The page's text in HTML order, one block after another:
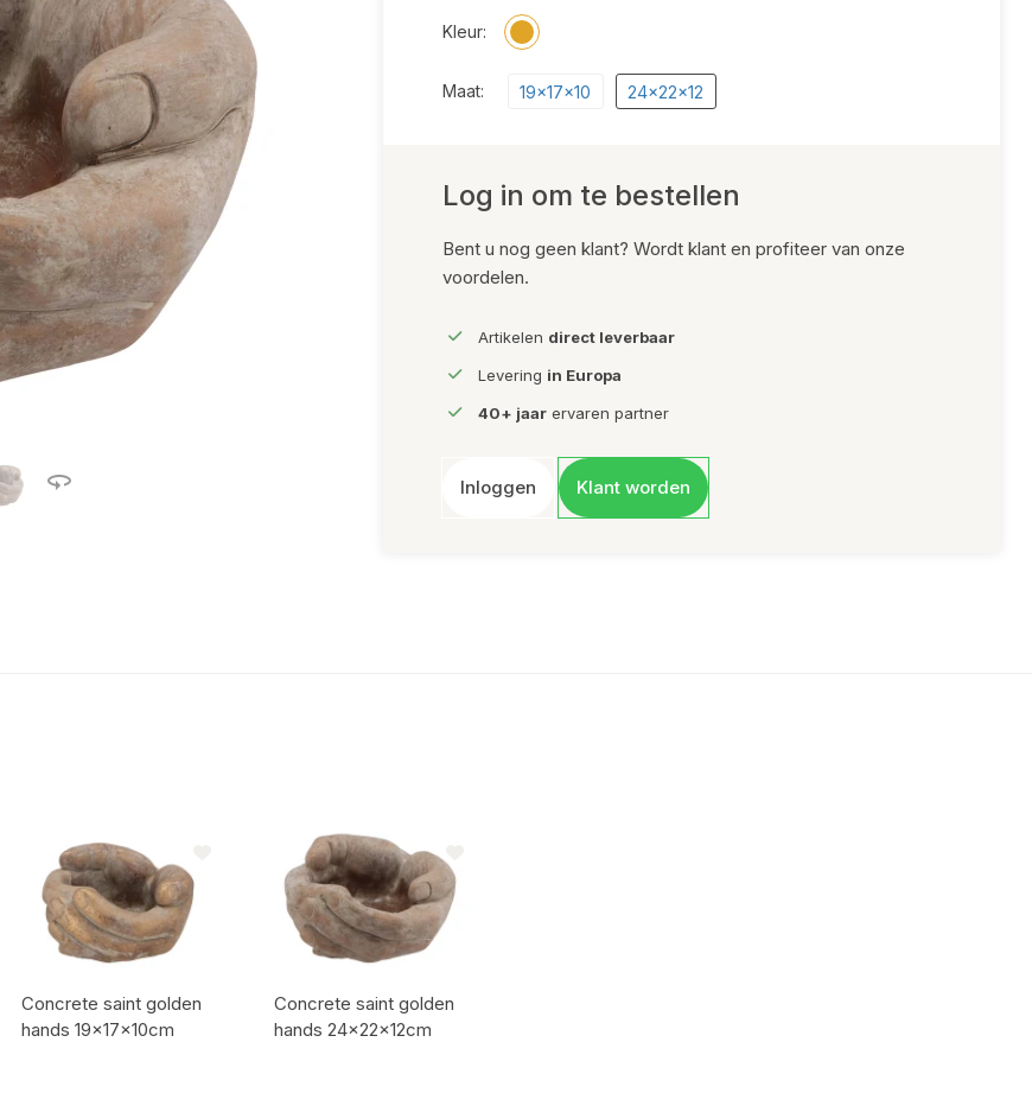
Polyresin
Kerst stekers
Natuurlijke stekers
Toon alle producten
Kleur:
Maat: 19x17x10 24x22x12
Log in om te bestellen
Bent u nog geen klant? Wordt klant en profiteer van onze
voordelen.
Artikelen direct leverbaar
Levering in Europa
40+ jaar ervaren partner
Inloggen Klant worden
Concrete saint golden
hands 19x17x10cm
Concrete saint golden
hands 24x22x12cm